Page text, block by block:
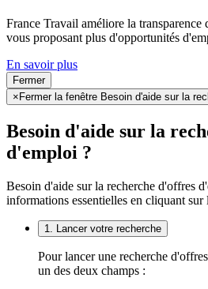
France Travail améliore la transparence
vous proposant plus d'opportunités
En savoir plus
Fermer
× Fermer la fenêtre Besoin d'aide sur la
Besoin d'aide sur la
d'emploi ?
Besoin d'aide sur la recherche d'offres
informations essentielles en cliquant sur
1. Lancer votre recherche
Pour lancer une recherche
un des deux champs :